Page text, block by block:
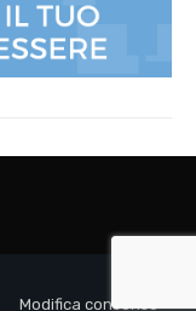
Modifica consenso